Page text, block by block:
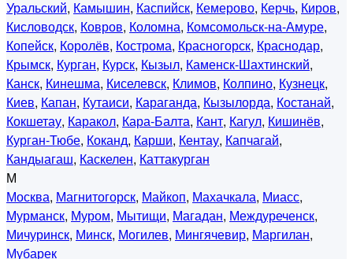
Уральский, Камышин, Каспийск, Кемерово, Керчь, Киров,
Кисловодск, Ковров, Коломна, Комсомольск-на-Амуре,
Копейск, Королёв, Кострома, Красногорск, Краснодар,
Крымск, Курган, Курск, Кызыл, Каменск-Шахтинский,
Канск, Кинешма, Киселевск, Климов, Колпино, Кузнецк,
Киев, Капан, Кутаиси, Караганда, Кызылорда, Костанай,
Кокшетау, Каракол, Кара-Балта, Кант, Кагул, Кишинёв,
Курган-Тюбе, Коканд, Карши, Кентау, Капчагай,
Кандыагаш, Каскелен, Каттакурган
М
Москва, Магнитогорск, Майкоп, Махачкала, Миасс,
Мурманск, Муром, Мытищи, Магадан, Междуреченск,
Мичуринск, Минск, Могилев, Мингячевир, Маргилан,
Мубарек